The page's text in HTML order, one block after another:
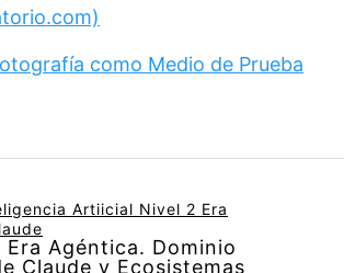
como Medio de Prueba
Artiicial Nivel 2 Era
Era Agéntica. Dominio
Claude y Ecosistemas